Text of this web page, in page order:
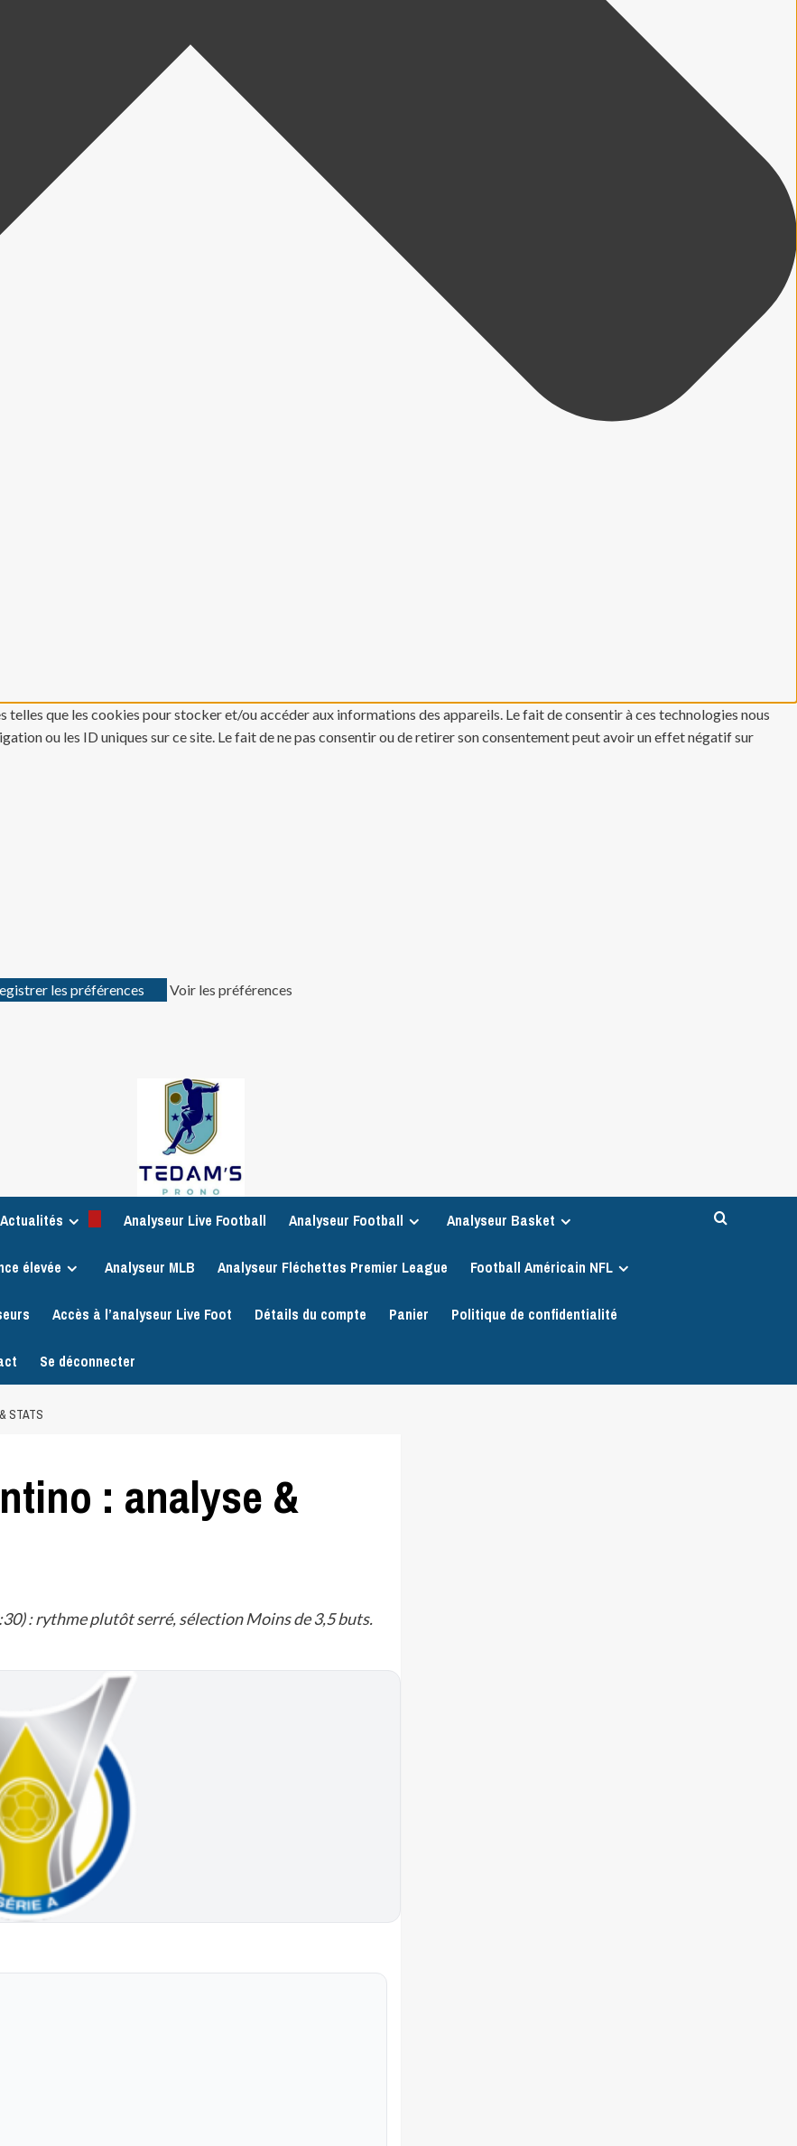
que les cookies pour stocker et/ou accéder aux informations des appareils. Le fait de consentir à ces technologies nous
ou les ID uniques sur ce site. Le fait de ne pas consentir ou de retirer son consentement peut avoir un effet négatif sur
les préférences
Voir les préférences
Actualités Analyseur Live Football Analyseur Football Analyseur Basket
élevée Analyseur MLB Analyseur Fléchettes Premier League Football Américain NFL
Accès à l’analyseur Live Foot Détails du compte Panier Politique de confidentialité
Se déconnecter
STATS
: analyse &
: rythme plutôt serré, sélection Moins de 3,5 buts.